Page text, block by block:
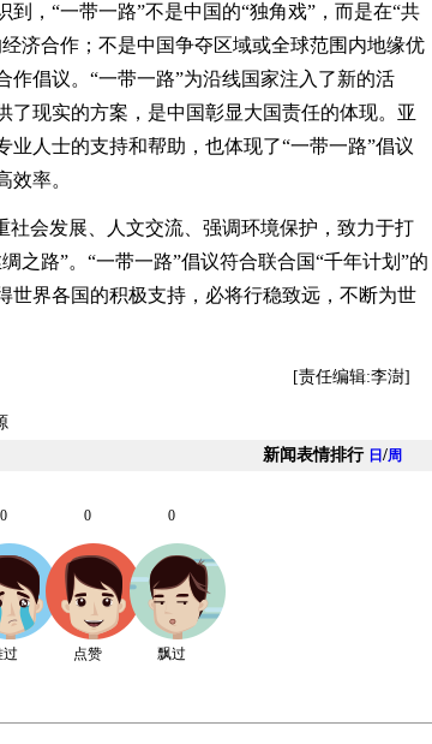
，“一带一路”不是中国的“独角戏”，而是在“共
济合作；不是中国争夺区域或全球范围内地缘优
倡议。“一带一路”为沿线国家注入了新的活
了现实的方案，是中国彰显大国责任的体现。亚
人士的支持和帮助，也体现了“一带一路”倡议
效率。
会发展、人文交流、强调环境保护，致力于打
之路”。“一带一路”倡议符合联合国“千年计划”的
世界各国的积极支持，必将行稳致远，不断为世
[责任编辑:李澍]
新闻表情排行 日 /周
0
过
0
点赞
0
飘过